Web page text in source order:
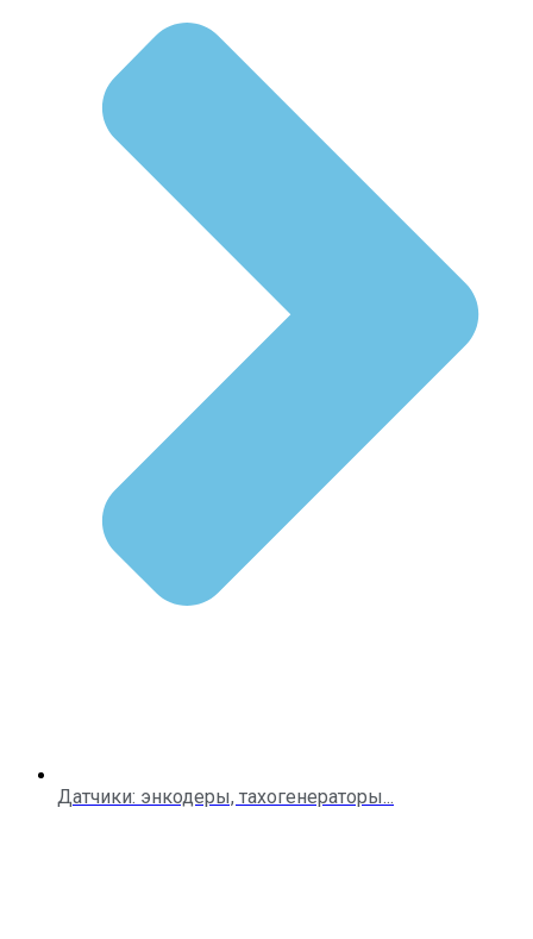
Датчики: энкодеры, тахогенераторы...